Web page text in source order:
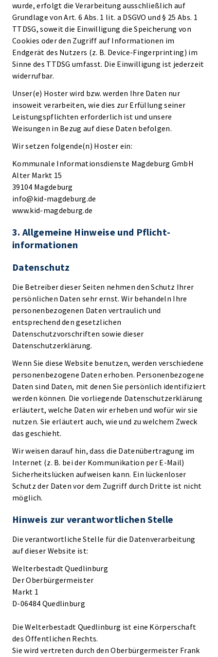
wurde, erfolgt die Verarbeitung ausschließlich auf
Grundlage von Art. 6 Abs. 1 lit. a DSGVO und § 25 Abs. 1
TTDSG, soweit die Einwilligung die Speicherung von
Cookies oder den Zugriff auf Informationen im
Endgerät des Nutzers (z. B. Device-Fingerprinting) im
Sinne des TTDSG umfasst. Die Einwilligung ist jederzeit
widerrufbar.
Unser(e) Hoster wird bzw. werden Ihre Daten nur
insoweit verarbeiten, wie dies zur Erfüllung seiner
Leistungspflichten erforderlich ist und unsere
Weisungen in Bezug auf diese Daten befolgen.
Wir setzen folgende(n) Hoster ein:
Kommunale Informationsdienste Magdeburg GmbH
Alter Markt 15
39104 Magdeburg
info@kid-magdeburg.de
www.kid-magdeburg.de
3. Allgemeine Hinweise und Pflicht­
informationen
Datenschutz
Die Betreiber dieser Seiten nehmen den Schutz Ihrer
persönlichen Daten sehr ernst. Wir behandeln Ihre
personenbezogenen Daten vertraulich und
entsprechend den gesetzlichen
Datenschutzvorschriften sowie dieser
Datenschutzerklärung.
Wenn Sie diese Website benutzen, werden verschiedene
personenbezogene Daten erhoben. Personenbezogene
Daten sind Daten, mit denen Sie persönlich identifiziert
werden können. Die vorliegende Datenschutzerklärung
erläutert, welche Daten wir erheben und wofür wir sie
nutzen. Sie erläutert auch, wie und zu welchem Zweck
das geschieht.
Wir weisen darauf hin, dass die Datenübertragung im
Internet (z. B. bei der Kommunikation per E-Mail)
Sicherheitslücken aufweisen kann. Ein lückenloser
Schutz der Daten vor dem Zugriff durch Dritte ist nicht
möglich.
Hinweis zur verantwortlichen Stelle
Die verantwortliche Stelle für die Datenverarbeitung
auf dieser Website ist:
Welterbestadt Quedlinburg
Der Oberbürgermeister
Markt 1
D-06484 Quedlinburg
Die Welterbestadt Quedlinburg ist eine Körperschaft
des Öffentlichen Rechts.
Sie wird vertreten durch den Oberbürgermeister Frank